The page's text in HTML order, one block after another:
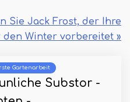
Sie Jack Frost, der Ihre
den Winter vorbereitet »
Gartenarbeit
Substor -